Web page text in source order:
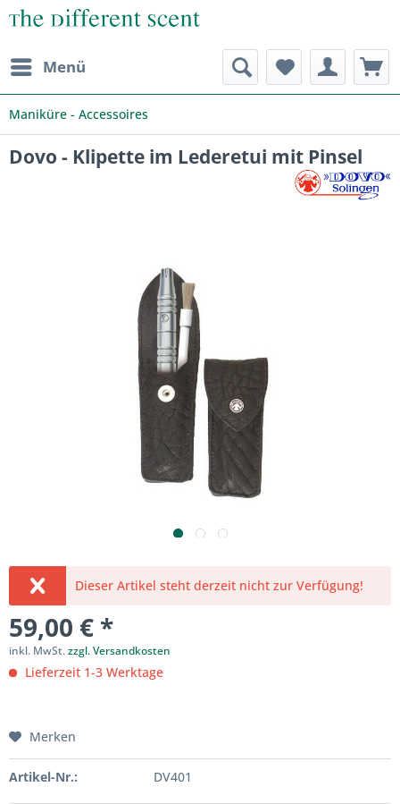
Menü
Maniküre - Accessoires
Dovo - Klipette im Lederetui mit Pinsel
Dieser Artikel steht derzeit nicht zur Verfügung!
59,00 € *
inkl. MwSt.zzgl. Versandkosten
Lieferzeit 1-3 Werktage
Merken
Artikel-Nr.: DV401